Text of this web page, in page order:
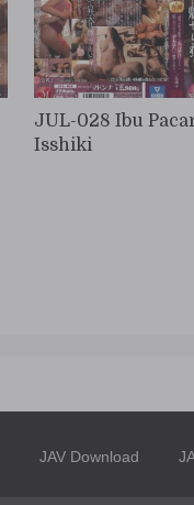
JUL-028 Ibu
Isshiki
JAV Download